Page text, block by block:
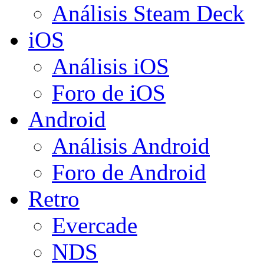
Análisis Steam Deck
iOS
Análisis iOS
Foro de iOS
Android
Análisis Android
Foro de Android
Retro
Evercade
NDS